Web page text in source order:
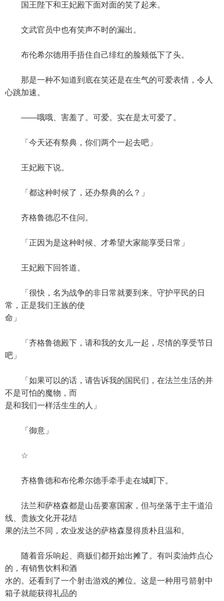
国王陛下和王妃殿下面对面的笑了起来。
文武官员中也有笑声不时的漏出。
布伦希尔德用手捂住自己绯红的脸颊低下了头。
那是一种不知道到底在笑还是在生气的可爱表情，令人
心跳加速。
——哦哦、害羞了。可爱。实在是太可爱了。
「今天还有祭典，你们两个一起去吧」
王妃殿下说。
「都这种时候了，还办祭典的么？」
齐格鲁德忍不住问。
「正因为是这种时候、才希望大家能享受日常」
王妃殿下回答道。
「很快，名为战争的非日常就要到来。守护平民的日
常，正是我们王族的使
命」
「齐格鲁德殿下，请和我的女儿一起，尽情的享受节日
吧」
「如果可以的话，请告诉我的国民们，在法兰生活的并
不是可怕的魔物，而
是和我们一样活生生的人」
「御意」
☆
齐格鲁德和布伦希尔德手牵手走在城町下。
法兰和萨格森都是山岳要塞国家，但与坐落于主干道沿
线、贵族文化开花结
果的法兰不同，农业发达的萨格森显得质朴且温和。
随着音乐响起、商贩们都开始出摊了。有叫卖油炸点心
的，有销售饮料和酒
水的。还看到了一个射击游戏的摊位。这是一种用弓箭射中
箱子就能获得礼品的